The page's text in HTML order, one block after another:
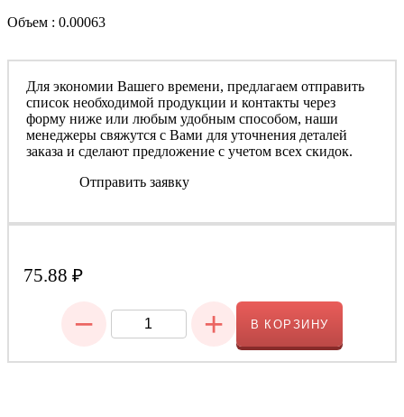
Объем : 0.00063
Для экономии Вашего времени, предлагаем отправить
список необходимой продукции и контакты через
форму ниже или любым удобным способом, наши
менеджеры свяжутся с Вами для уточнения деталей
заказа и сделают предложение с учетом всех скидок.
Отправить заявку
75.88 ₽
− + В КОРЗИНУ